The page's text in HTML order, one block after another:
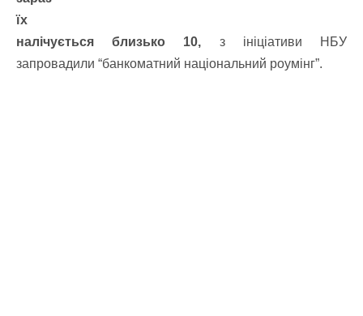
їх
налічується близько 10, з ініціативи НБУ
запровадили “банкоматний національний роумінг”.